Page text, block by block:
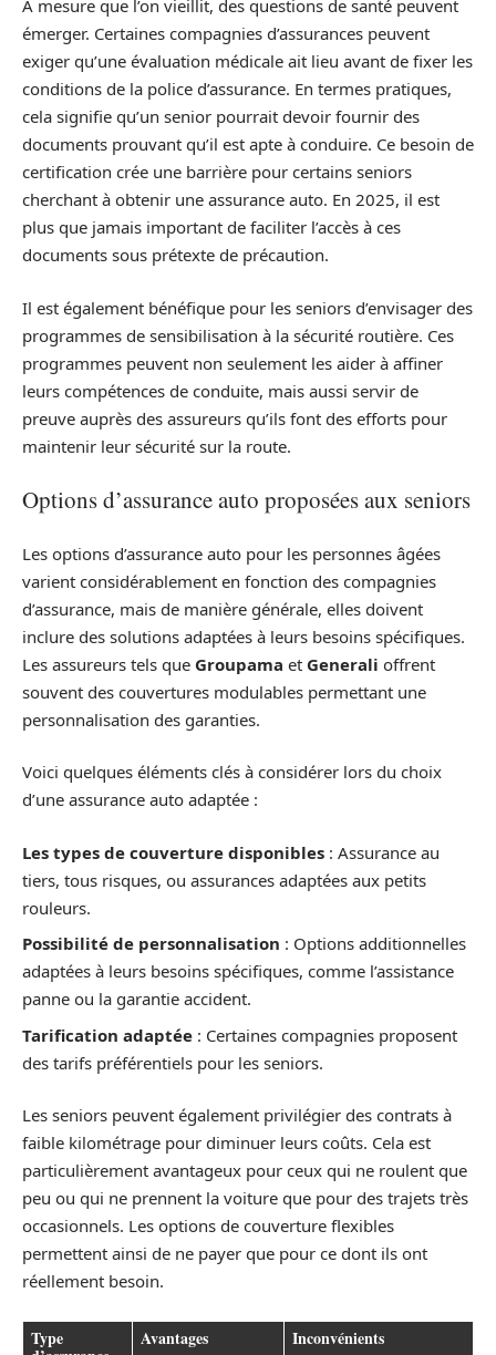
À mesure que l’on vieillit, des questions de santé peuvent
émerger. Certaines compagnies d’assurances peuvent
exiger qu’une évaluation médicale ait lieu avant de fixer les
conditions de la police d’assurance. En termes pratiques,
cela signifie qu’un senior pourrait devoir fournir des
documents prouvant qu’il est apte à conduire. Ce besoin de
certification crée une barrière pour certains seniors
cherchant à obtenir une assurance auto. En 2025, il est
plus que jamais important de faciliter l’accès à ces
documents sous prétexte de précaution.
Il est également bénéfique pour les seniors d’envisager des
programmes de sensibilisation à la sécurité routière. Ces
programmes peuvent non seulement les aider à affiner
leurs compétences de conduite, mais aussi servir de
preuve auprès des assureurs qu’ils font des efforts pour
maintenir leur sécurité sur la route.
Options d’assurance auto proposées aux seniors
Les options d’assurance auto pour les personnes âgées
varient considérablement en fonction des compagnies
d’assurance, mais de manière générale, elles doivent
inclure des solutions adaptées à leurs besoins spécifiques.
Les assureurs tels que Groupama et Generali offrent
souvent des couvertures modulables permettant une
personnalisation des garanties.
Voici quelques éléments clés à considérer lors du choix
d’une assurance auto adaptée :
Les types de couverture disponibles : Assurance au
tiers, tous risques, ou assurances adaptées aux petits
rouleurs.
Possibilité de personnalisation : Options additionnelles
adaptées à leurs besoins spécifiques, comme l’assistance
panne ou la garantie accident.
Tarification adaptée : Certaines compagnies proposent
des tarifs préférentiels pour les seniors.
Les seniors peuvent également privilégier des contrats à
faible kilométrage pour diminuer leurs coûts. Cela est
particulièrement avantageux pour ceux qui ne roulent que
peu ou qui ne prennent la voiture que pour des trajets très
occasionnels. Les options de couverture flexibles
permettent ainsi de ne payer que pour ce dont ils ont
réellement besoin.
Type Avantages Inconvénients